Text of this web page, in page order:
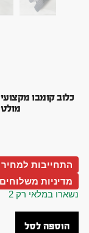
התחייבות
מדיניות משלוחים
נשארו במלאי רק 2
הוספה לסל